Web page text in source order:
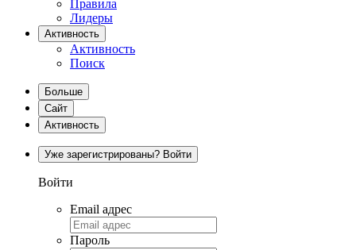
Правила
Лидеры
Активность
Активность
Поиск
Больше
Сайт
Активность
Уже зарегистрированы? Войти
Войти
Email адрес
Пароль